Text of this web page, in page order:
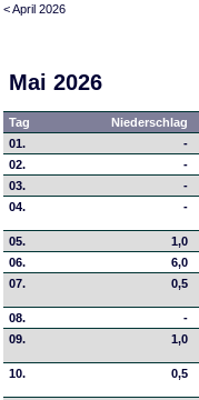
< April 2026
Mai 2026
Tag Niederschlag
01.
-
02.
-
03.
-
04.
-
05.
1,0
06.
6,0
07.
0,5
08.
-
09.
1,0
10.
0,5